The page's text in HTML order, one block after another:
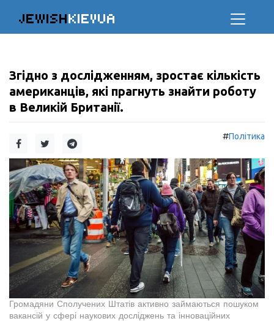
JEWISHKIEVUA
Згідно з дослідженням, зростає кількість
американців, які прагнуть знайти роботу
в Великій Британії.
#Політика
Громадяни Сполучених Штатів активно займаються пошуком
вакансій у сфері наукових досліджень та інноваційних